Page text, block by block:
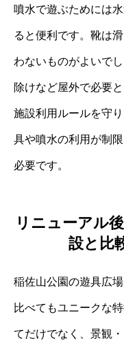
噴水で遊ぶためには
ると便利です。靴は
わないものがよいで
除けなど屋外で必要
施設利用ルールを守
具や噴水の利用が制
必要です。
リニューアル
設と比
稲佐山公園の遊具広
比べてもユニークな
てだけでなく、景観